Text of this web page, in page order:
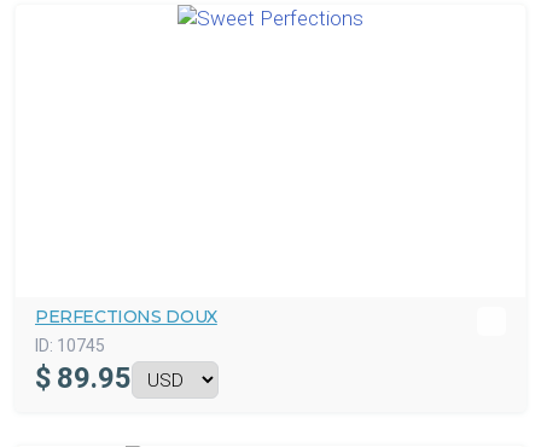
PERFECTIONS DOUX
ID: 10745
$ 89.95